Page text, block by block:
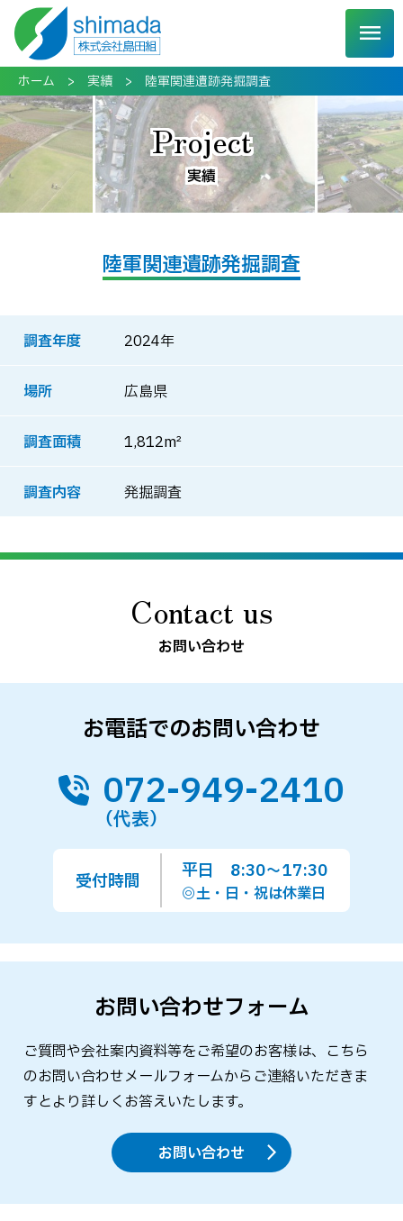
MENU
ホーム 実績 陸軍関連遺跡発掘調査
Project
実績
陸軍関連遺跡発掘調査
調査年度 2024年
場所 広島県
調査面積 1,812m²
調査内容 発掘調査
Contact us
お問い合わせ
お電話でのお問い合わせ
072-949-2410
（代表）
受付時間 平日 8:30～17:30
◎土・日・祝は休業日
お問い合わせフォーム
ご質問や会社案内資料等をご希望のお客様は、こちら
のお問い合わせメールフォームからご連絡いただきま
すとより詳しくお答えいたします。
お問い合わせ